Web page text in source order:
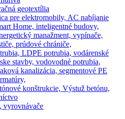
geotextília
pre elektromobily, AC nabíjanie
Home, inteligentné budovy,
manažment, vypínače,
prúdové chrániče,
LDPE potrubia, vodárenské
stavby, vodovodné potrubia,
kanalizácia, segmentové PE
konštrukcie, Výstuž betónu,
vyrovnávače